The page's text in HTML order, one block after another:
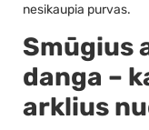
nesikaupia purvas.
Smūgius
danga –
arklius